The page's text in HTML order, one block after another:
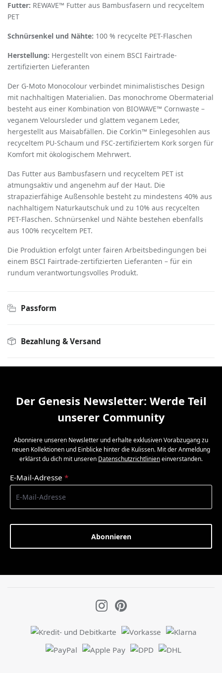
Futter: REWAVE™ Futter aus Bambusfasern und recyceltem
PET
Schnürsenkel und Nähte: 100 % recycelte PET-Flaschen
Herstellung: Hergestellt von einem BSCI Fairtrade-
zertifizierten Lieferanten
Der G-Moto Monocolour verbindet minimalistisches Design
mit nachhaltigen Materialien. Das monochrome Obermaterial
besteht aus einer Kombination von BIOWAVE™ Cornwaste –
veganem Veloursleder und glattem veganem Leder,
hergestellt aus Maisabfällen. Die Cork’in™ Einlegesohlen aus
recyceltem PU-Schaum und FSC-zertifiziertem Kork sorgen für
Komfort mit ökologischem Mehrwert.
Das Futter aus Bambusfasern und recyceltem PET ist
atmungsaktiv und angenehm auf der Haut. Die
strapazierfähige Außensohle besteht zu mindestens 40% aus
nachhaltigem Naturkautschuk und zu 10% aus recycelten
PET-Flaschen. Schnürsenkel und Nähte bestehen ebenfalls
aus 100% recyceltem PET.
Die Produktion erfolgt unter fairen Arbeitsbedingungen bei
einem BSCI Fairtrade-zertifizierten Lieferanten – für ein
rundum verantwortungsvolles Produkt.
Passform
Bezahlung & Versand
Der Genesis Newsletter: Werde Teil
unserer Community
Abonniere unseren Newsletter und erhalte exklusiven Vorabzugang zu
neuen Kollektionen und Einblicke hinter die Kulissen. Mit der Anmeldung
erklärst du dich mit unseren Datenschutzrichtlinieneinverstanden.
E-Mail-Adresse *
Abonnieren